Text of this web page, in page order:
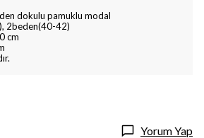
dokulu pamuklu modal
2beden(40-42)
cm
Yorum Yap